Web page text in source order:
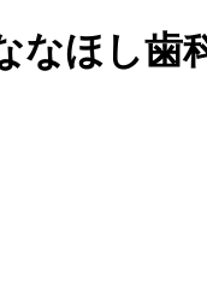
なほし歯